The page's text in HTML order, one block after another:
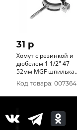
31 p
Хомут с резинкой и
дюбелем 1 1/2" 47-
52мм MGF шпилька
8*80, дюбель 10*50
Код товара: 007364